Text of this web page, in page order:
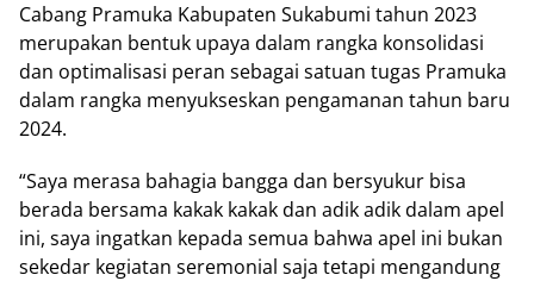
Cabang Pramuka Kabupaten Sukabumi tahun 2023
merupakan bentuk upaya dalam rangka konsolidasi
dan optimalisasi peran sebagai satuan tugas Pramuka
dalam rangka menyukseskan pengamanan tahun baru
2024.
“Saya merasa bahagia bangga dan bersyukur bisa
berada bersama kakak kakak dan adik adik dalam apel
ini, saya ingatkan kepada semua bahwa apel ini bukan
sekedar kegiatan seremonial saja tetapi mengandung